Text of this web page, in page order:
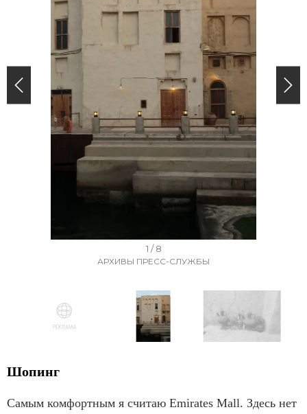
8
1 / 8
АРХИВЫ ПРЕСС-СЛУЖБЫ
t
m
Шопинг
Самым комфортным я считаю Emirates Mall. Здесь нет